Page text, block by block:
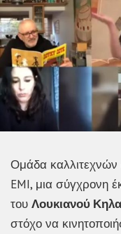
Ομάδα καλλιτεχνών
EMI, μια σύγχρονη
του Λουκιανού
στόχο να